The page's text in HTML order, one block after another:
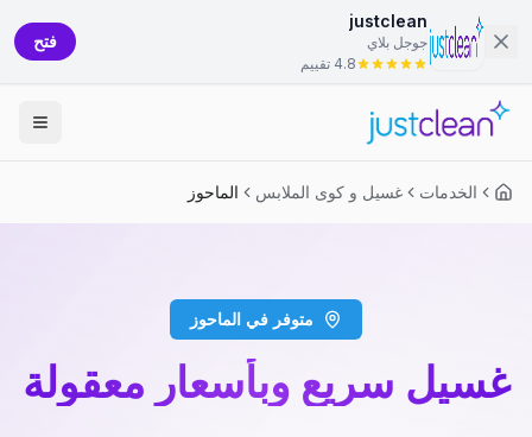
justclean
جوجل بلاي
4.8 تقييم
فتح
الخدمات غسيل و كوى الملابس الماحوز
متوفر في الماحوز
غسيل سريع وبأسعار معقولة